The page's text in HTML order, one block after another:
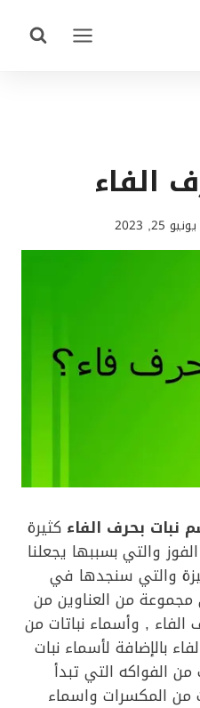
الفاء
يونيو 25, 2023
نبات بحرف الفاء كثيرة
والتي بسببها يجعلنا
والتي سنجدها في
من العناوين من
الفاء , وأسماء نباتات من
بالإضافة لأسماء نبات
من الفواكه التي تبدأ
من المكسرات واسماء